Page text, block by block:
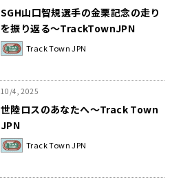
SGH山口智規選手の金栗記念の走り
を振り返る～TrackTownJPN
Track Town JPN
10/4, 2025
世陸ロスのあなたへ～Track Town
JPN
Track Town JPN